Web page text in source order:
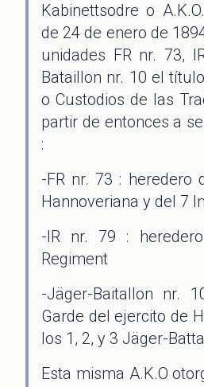
Kabinettsodre o
de 24 de enero de
unidades FR nr. 73,
Bataillon nr. 10 el
o Custodios de las
partir de entonces a
:
-FR nr. 73 : heredero
Hannoveriana y del 7
-IR nr. 79 :
Regiment
-Jäger-Baitallon nr.
Garde del ejercito de
los 1, 2, y 3 Jäger-
Esta misma A.K.O